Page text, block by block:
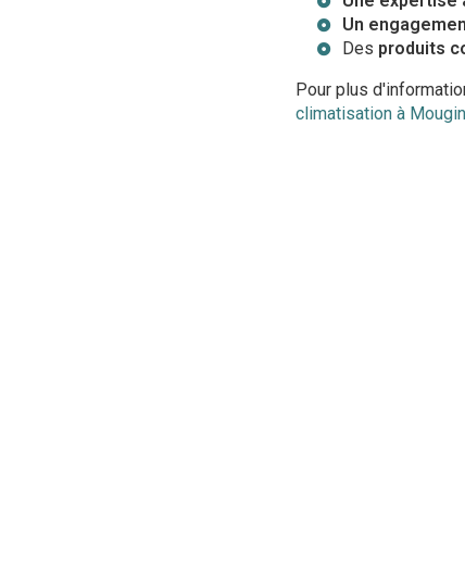
Un
Des produits
Pour plus
climatisation à